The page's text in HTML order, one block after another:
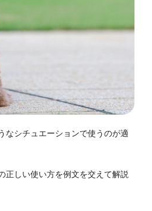
なシチュエーションで使うのが適
正しい使い方を例文を交えて解説